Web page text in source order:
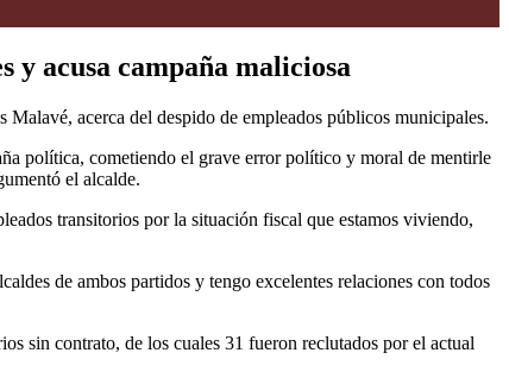
y acusa campaña maliciosa
acerca del despido de empleados públicos municipales.
política, cometiendo el grave error político y moral de mentirle
el alcalde.
transitorios por la situación fiscal que estamos viviendo,
de ambos partidos y tengo excelentes relaciones con todos
sin contrato, de los cuales 31 fueron reclutados por el actual